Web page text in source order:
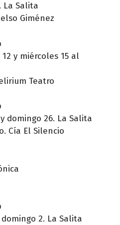
La Salita
Giménez
y miércoles 15 al
Teatro
domingo 26. La Salita
Cía El Silencio
2. La Salita